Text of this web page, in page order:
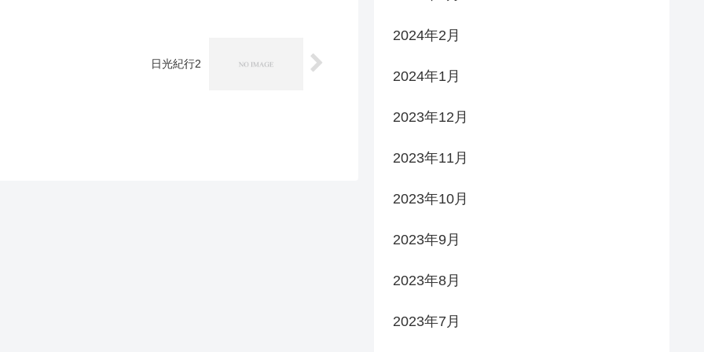
日光紀行2
2024年2月
2024年1月
2023年12月
2023年11月
2023年10月
2023年9月
2023年8月
2023年7月